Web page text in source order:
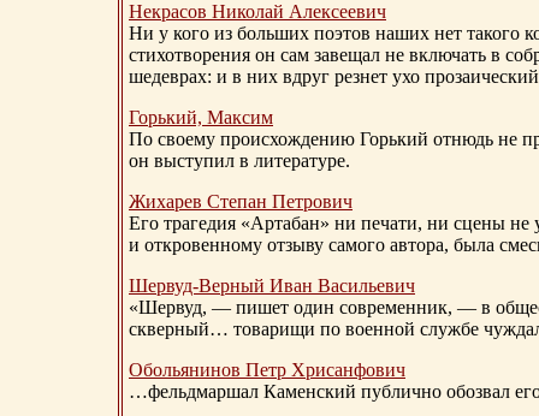
Некрасов Николай Алексеевич
Ни у кого из больших поэтов наших нет такого
стихотворения он сам завещал не включать в
шедеврах: и в них вдруг резнет ухо
Горький, Максим
По своему происхождению Горький отнюдь не
он выступил в литературе.
Жихарев Степан Петрович
Его трагедия «Артабан» ни печати, ни сцены
и откровенному отзыву самого автора, была
Шервуд-Верный Иван Васильевич
«Шервуд, — пишет один современник, — в
скверный… товарищи по военной службе
Обольянинов Петр Хрисанфович
…фельдмаршал Каменский публично обозвал